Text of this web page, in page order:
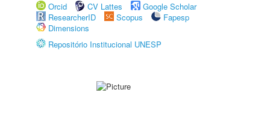
Orcid
CV Lattes
Google Scholar
ResearcherID
Scopus
Fapesp
Dimensions
Repositório Institucional UNESP